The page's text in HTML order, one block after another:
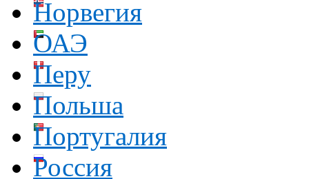
Норвегия
ОАЭ
Перу
Польша
Португалия
Россия